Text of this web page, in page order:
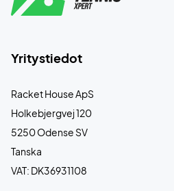
Yritystiedot
Racket House ApS
Holkebjergvej 120
5250 Odense SV
Tanska
VAT: DK36931108